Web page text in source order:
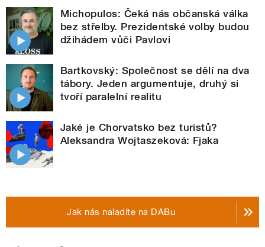
Michopulos: Čeká nás občanská válka
bez střelby. Prezidentské volby budou
džihádem vůči Pavlovi
Bartkovský: Společnost se dělí na dva
tábory. Jeden argumentuje, druhý si
tvoří paralelní realitu
Jaké je Chorvatsko bez turistů?
Aleksandra Wojtaszeková: Fjaka
Jak nás naladíte na DABu